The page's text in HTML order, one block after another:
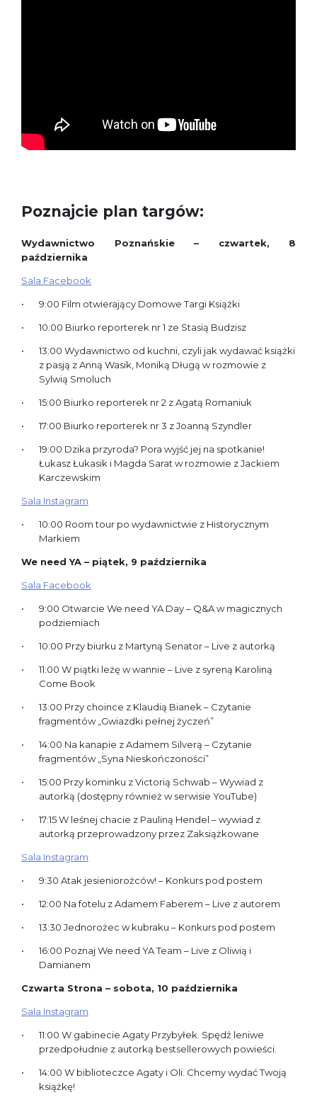
Poznajcie plan targów:
Wydawnictwo Poznańskie – czwartek, 8
października
Sala Facebook
9:00 Film otwierający Domowe Targi Książki
10:00 Biurko reporterek nr 1 ze Stasią Budzisz
13:00 Wydawnictwo od kuchni, czyli jak wydawać książki
z pasją z Anną Wasik, Moniką Długą w rozmowie z
Sylwią Smoluch
15:00 Biurko reporterek nr 2 z Agatą Romaniuk
17:00 Biurko reporterek nr 3 z Joanną Szyndler
19:00 Dzika przyroda? Pora wyjść jej na spotkanie!
Łukasz Łukasik i Magda Sarat w rozmowie z Jackiem
Karczewskim
Sala Instagram
10:00 Room tour po wydawnictwie z Historycznym
Markiem
We need YA – piątek, 9 października
Sala Facebook
9:00 Otwarcie We need YA Day – Q&A w magicznych
podziemiach
10:00 Przy biurku z Martyną Senator – Live z autorką
11:00 W piątki leżę w wannie – Live z syreną Karoliną
Come Book
13:00 Przy choince z Klaudią Bianek – Czytanie
fragmentów „Gwiazdki pełnej życzeń”
14:00 Na kanapie z Adamem Silverą – Czytanie
fragmentów „Syna Nieskończoności”
15:00 Przy kominku z Victorią Schwab – Wywiad z
autorką (dostępny również w serwisie YouTube)
17:15 W leśnej chacie z Pauliną Hendel – wywiad z
autorką przeprowadzony przez Zaksiążkowane
Sala Instagram
9:30 Atak jesieniorożców! – Konkurs pod postem
12:00 Na fotelu z Adamem Faberem – Live z autorem
13:30 Jednorożec w kubraku – Konkurs pod postem
16:00 Poznaj We need YA Team – Live z Oliwią i
Damianem
Czwarta Strona – sobota, 10 października
Sala Instagram
11:00 W gabinecie Agaty Przybyłek. Spędź leniwe
przedpołudnie z autorką bestsellerowych powieści.
14:00 W biblioteczce Agaty i Oli. Chcemy wydać Twoją
książkę!